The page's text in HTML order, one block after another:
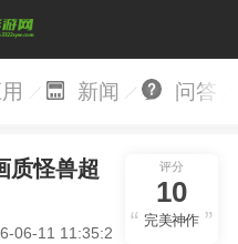
新闻 问答
质怪兽超
06-11 11:35:28
评分
10
完美神作